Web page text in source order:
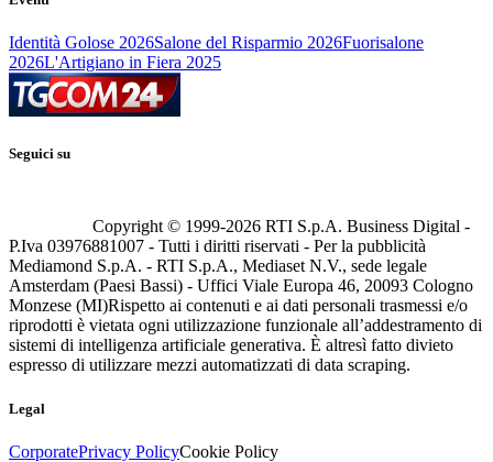
Identità Golose 2026Salone del Risparmio 2026Fuorisalone
2026L'Artigiano in Fiera 2025
Seguici su
Copyright © 1999-2026 RTI S.p.A. Business Digital -
P.Iva 03976881007 - Tutti i diritti riservati - Per la pubblicità
Mediamond S.p.A. - RTI S.p.A., Mediaset N.V., sede legale
Amsterdam (Paesi Bassi) - Uffici Viale Europa 46, 20093 Cologno
Monzese (MI)Rispetto ai contenuti e ai dati personali trasmessi e/o
riprodotti è vietata ogni utilizzazione funzionale all’addestramento di
sistemi di intelligenza artificiale generativa. È altresì fatto divieto
espresso di utilizzare mezzi automatizzati di data scraping.
Legal
CorporatePrivacy PolicyCookie Policy